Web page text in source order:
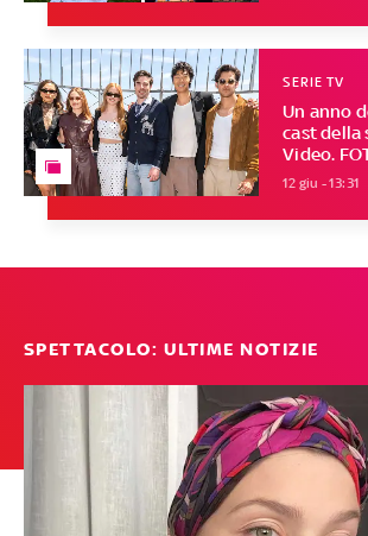
Un anno
cast della
Video.
SERIE TV
12 giu - 13:31
SPETTACOLO: ULTIME NOTIZIE